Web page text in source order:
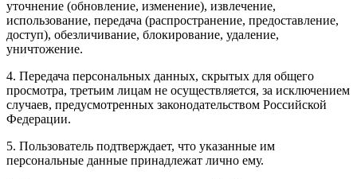
уточнение (обновление, изменение), извлечение,
использование, передача (распространение, предоставление,
доступ), обезличивание, блокирование, удаление,
уничтожение.
4. Передача персональных данных, скрытых для общего
просмотра, третьим лицам не осуществляется, за исключением
случаев, предусмотренных законодательством Российской
Федерации.
5. Пользователь подтверждает, что указанные им
персональные данные принадлежат лично ему.